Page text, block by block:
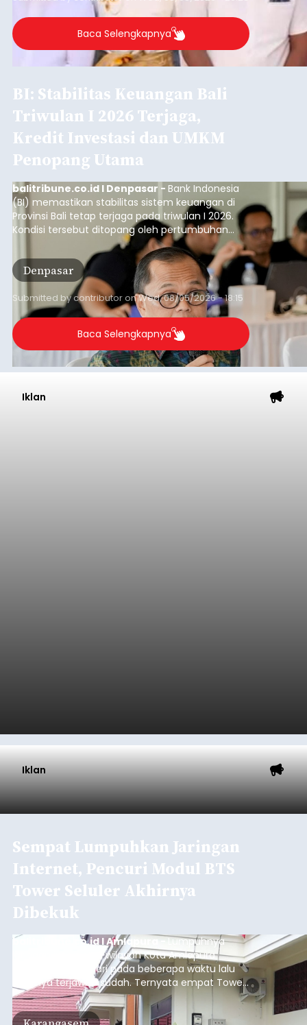
Baca Selengkapnya
BI: Stabilitas Keuangan Bali
Triwulan I 2026 Terjaga,
Kredit Investasi dan UMKM
Penopang Utama
balitribune.co.id I Denpasar - Bank Indonesia
(BI) memastikan stabilitas sistem keuangan di
Provinsi Bali tetap terjaga pada triwulan I 2026.
Kondisi tersebut ditopang oleh pertumbuhan
penyaluran kredit yang masih positif, terutama
pada sektor-sektor utama penggerak ekonomi
daerah, dengan risiko kredit yang tetap
terkendali.
Denpasar
Submitted bycontributoronWed, 08/05/2026 - 18:15
Baca Selengkapnya
Iklan
Iklan
Sempat Lumpuhkan Jaringan
Internet, Pencuri Modul BTS
Tower Seluler Akhirnya
Dibekuk
balitribune.co.id I Amlapura - Lumpuhnya
jaringan internet di wilayah Kota Amlapura
selama berhari-hari pada beberapa waktu lalu
akhirnya terjawab sudah. Ternyata empat Tower
BTS Seluler yang berada di lokasi berbeda di
wilayah Karangasem telah dibobol maling,